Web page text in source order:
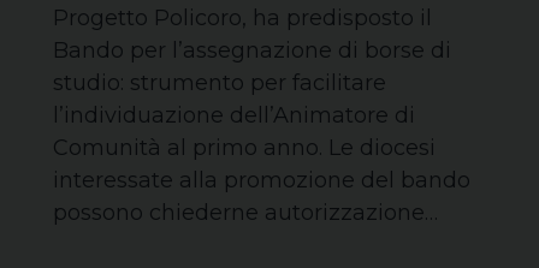
Progetto Policoro, ha predisposto il
Bando per l’assegnazione di borse di
studio: strumento per facilitare
l’individuazione dell’Animatore di
Comunità al primo anno. Le diocesi
interessate alla promozione del bando
possono chiederne autorizzazione…